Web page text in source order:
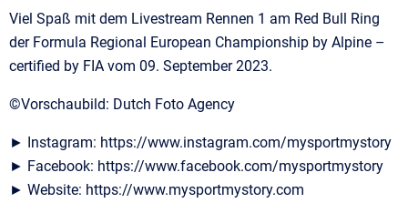
Viel Spaß mit dem Livestream Rennen 1 am Red Bull Ring
der Formula Regional European Championship by Alpine –
certified by FIA vom 09. September 2023.
©Vorschaubild: Dutch Foto Agency
► Instagram: https://www.instagram.com/mysportmystory
► Facebook: https://www.facebook.com/mysportmystory
► Website: https://www.mysportmystory.com